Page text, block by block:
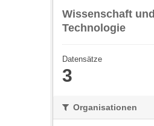
Wissenschaft und
Technologie
Datensätze
3
Organisationen